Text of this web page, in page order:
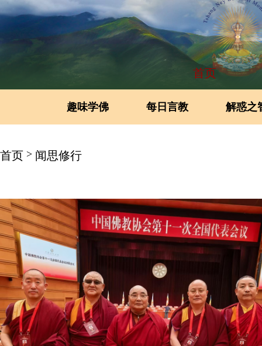
首页
趣味学佛 每日言教 解惑之
首页 > 闻思修行